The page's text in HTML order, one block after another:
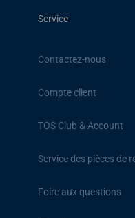
Service
Contactez-nous
Compte client
TOS Club & Account
Service des pièces de
Foire aux questions